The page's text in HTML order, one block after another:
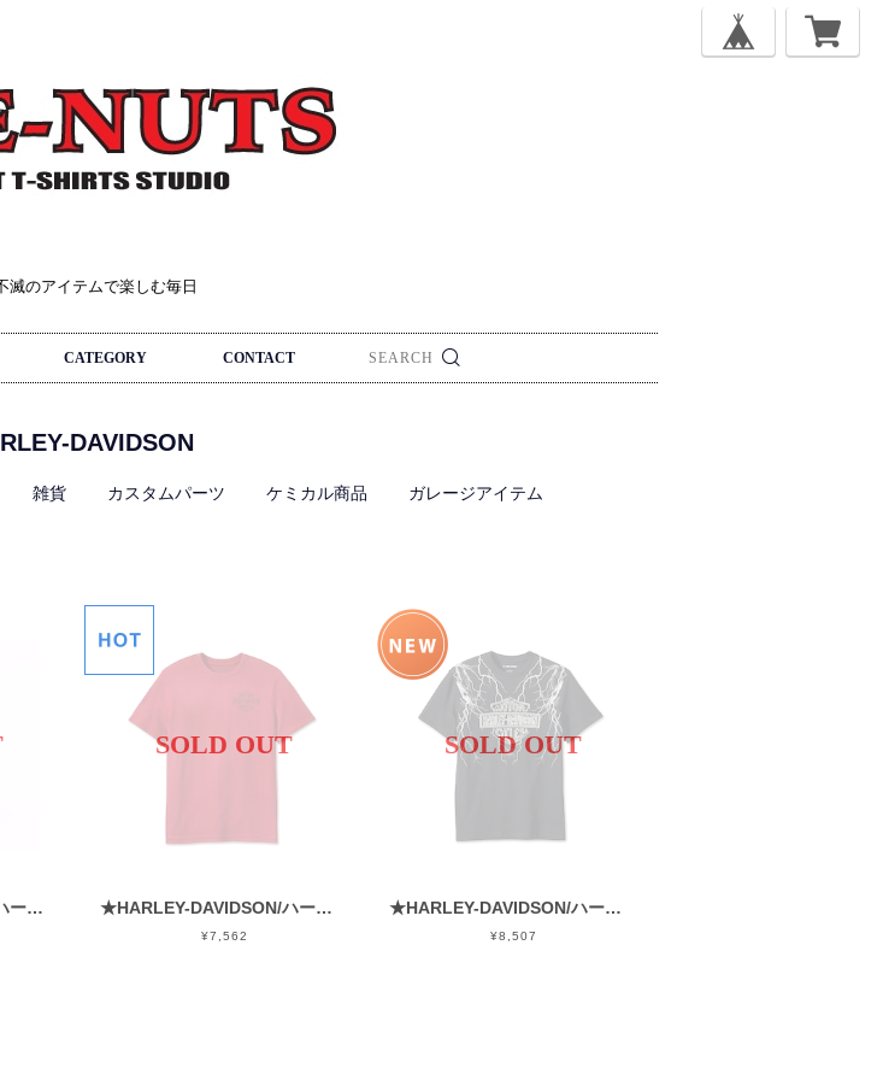
滅のアイテムで楽しむ毎日
CATEGORY CONTACT
DAVIDSON
雑貨 カスタムパーツ ケミカル商品 ガレージアイテム
★HARLEY-DAVIDSON/ハーレーダビッドソン★ライドベル★HRB066★お守り
SOLD OUT
★HARLEY-DAVIDSON/ハーレーダビッドソン★96197-24VM★イーグルTシャツ
¥7,562
SOLD OUT
★HARLEY-DAVIDSON/ハーレーダビッドソン★96205-24VM★ライド・ザ・ライトニングTシャツ
¥8,507